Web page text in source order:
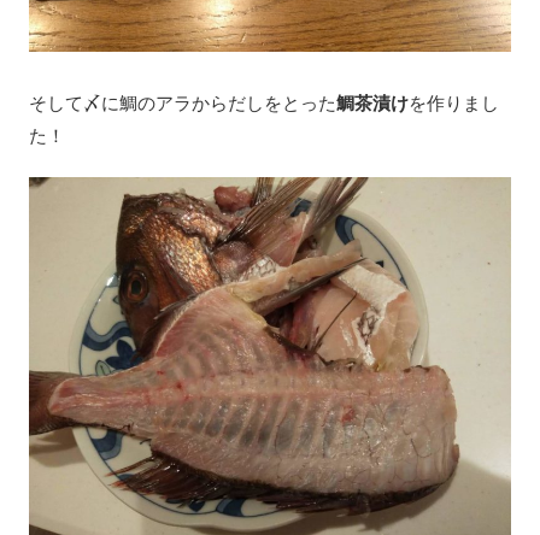
そして〆に鯛のアラからだしをとった鯛茶漬けを作りまし
た！